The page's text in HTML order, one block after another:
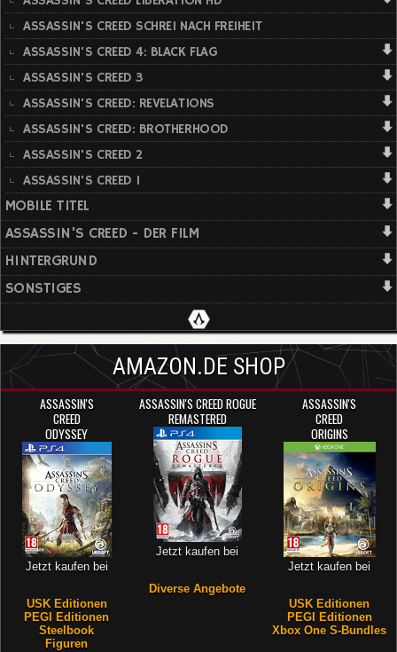
ASSASSIN'S CREED SCHREI NACH FREIHEIT
ASSASSIN'S CREED 4: BLACK FLAG
ASSASSIN'S CREED 3
ASSASSIN'S CREED: REVELATIONS
ASSASSIN'S CREED: BROTHERHOOD
ASSASSIN'S CREED 2
ASSASSIN'S CREED 1
MOBILE TITEL
ASSASSIN'S CREED - DER FILM
HINTERGRUND
SONSTIGES
AMAZON.DE SHOP
ASSASSIN'S
CREED
ODYSSEY
Jetzt kaufen bei
USK Editionen
PEGI Editionen
Steelbook
Figuren
ASSASSIN'S CREED ROGUE
REMASTERED
Jetzt kaufen bei
Diverse Angebote
ASSASSIN'S
CREED
ORIGINS
Jetzt kaufen bei
USK Editionen
PEGI Editionen
Xbox One S-Bundles